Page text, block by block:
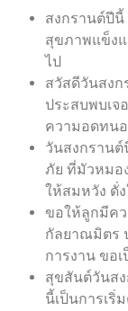
สงกรานต์ปี
สุขภาพแข็ง
ไป
สวัสดีวันสง
ประสบพบเจ
ความอดทน
วันสงกราน
ภัย ที่มัวหมอ
ให้สมหวัง ดั่
ขอให้ลูกมีค
กัลยาณมิตร
การงาน ขอ
สุขสันต์วันส
นี้เป็นการเริ่